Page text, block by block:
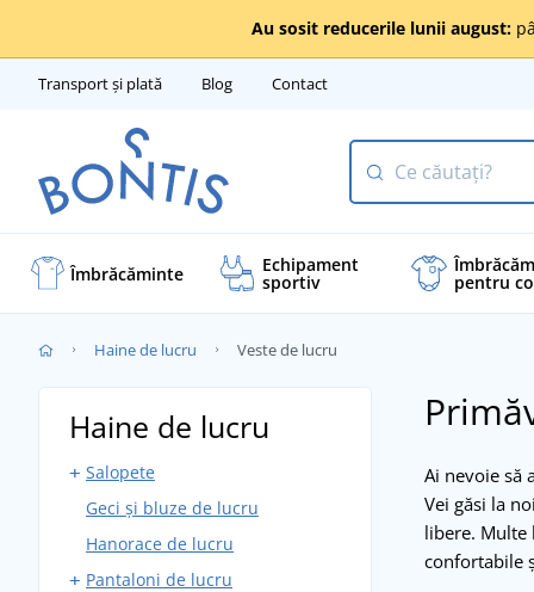
Au sosit reducerile lunii august:
Transport și plată Blog Contact
Îmbrăcăminte Echipament
sportiv pentru
Haine de lucru Veste de lucru
Ai nevoie să
Vei găsi la
libere. Multe
confortabile
Haine de lucru
Salopete
Salopete cu pieptar
Pantaloni fără bretele
Bluze de lucru
Geci și bluze de lucru
Hanorace de lucru
Pantaloni de lucru